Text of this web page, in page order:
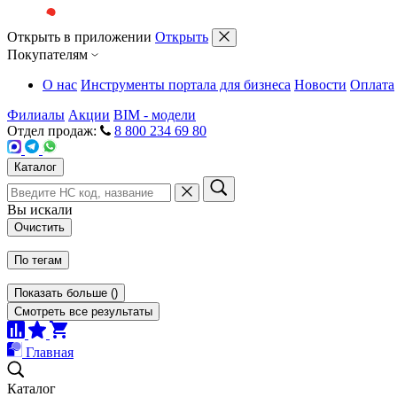
Открыть в приложении Открыть
Покупателям
О нас Инструменты портала для бизнеса Новости Оплата
Филиалы Акции BIM - модели
Отдел продаж:
8 800 234 69 80
Каталог
Вы искали
Очистить
По тегам
Показать больше ()
Смотреть все результаты
Главная
Каталог